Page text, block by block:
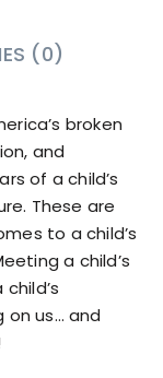
(0)
broken
and
of a child’s
These are
to a child’s
a child’s
on us… and